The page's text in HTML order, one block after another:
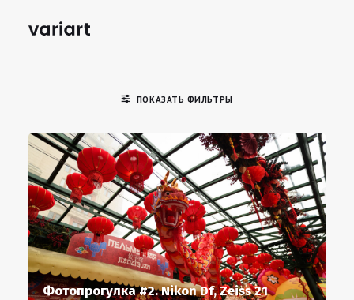
ПОКАЗАТЬ ФИЛЬТРЫ
Фотопрогулка #2. Nikon Df, Zeiss 21